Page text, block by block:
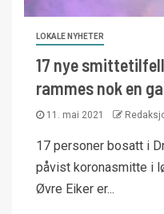
LOKALE NYHETER
17 nye
rammes nok en
11. mai 2021
17 personer bosatt i
påvist koronasmitte i
Øvre Eiker er...